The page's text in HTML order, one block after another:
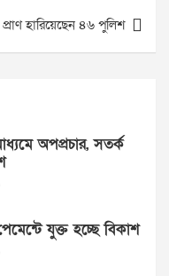
হারিয়েছেন ৪৬ পুলিশ
অপপ্রচার, সতর্ক
যুক্ত হচ্ছে বিকাশ